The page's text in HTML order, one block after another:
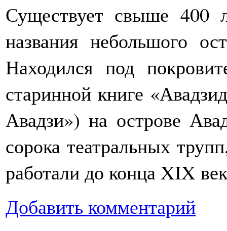
Существует свыше 400
названия небольшого
Находился под
старинной книге
Авадзи») на острове
сорока театральных
работали до конца XIX
Добавить комментарий